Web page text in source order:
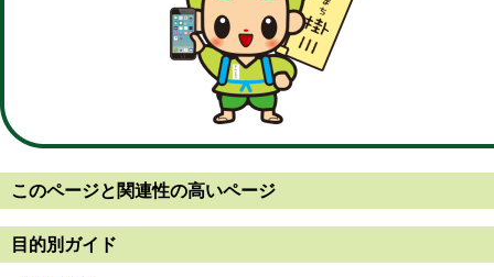
このページと 関連性の高いページ
目的別ガイド